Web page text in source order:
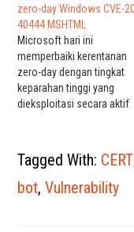
produksi yang ditemukan
diberi nomor CVE oleh
Data Kerentanan US-CERT,
melampaui angka tahun
Tahun lalu ada 17.306 CVE
yang diterbitkan, termasuk
4337 risiko…
zero-day Windows CVE-
40444 MSHTML
Microsoft hari ini
memperbaiki kerentanan
zero-day dengan tingkat
keparahan tinggi yang
dieksploitasi secara aktif
Microsoft Office dan
365 di komputer
Kelemahan keamanan
eksekusi kode jarak jauh
Tagged With:
bot,Vulnerability